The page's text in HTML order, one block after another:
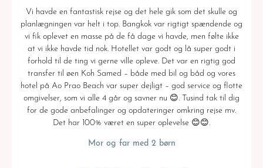
Vi havde en fantastisk rejse og det hele gik som det skulle og
planlægningen var helt i top. Bangkok var rigtigt spændende og
vi fik oplevet en masse på de få dage vi havde, men følte ikke
at vi ikke havde tid nok. Hotellet var godt og lå super godt i
forhold til de ting vi gerne ville opleve. Det var en rigtig god
transfer til øen Koh Samed – både med bil og båd og vores
hotel på Ao Prao Beach var super dejligt – god service og flotte
omgivelser, som vi alle 4 går og savner nu 😊. Tusind tak til dig
for de gode anbefalinger og opdateringer omkring rejse mv.
Det har 100% været en super oplevelse 😊😊.
Mor og far med 2 børn